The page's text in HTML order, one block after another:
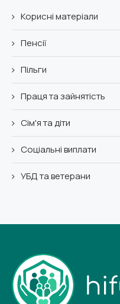
Корисні матеріали
Пенсії
Пільги
Праця та зайнятість
Сім'я та діти
Соціальні виплати
УБД та ветерани